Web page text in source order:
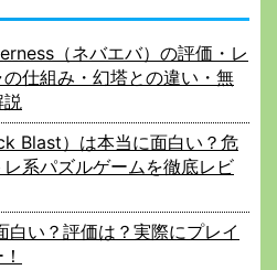
（ネバエバ）の評価・レ
仕組み・幻塔との違い・無
説
Blast）は本当に面白い？危
系パズルゲームを徹底レビ
白い？評価は？実際にプレイ